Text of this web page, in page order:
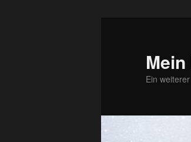
Ein